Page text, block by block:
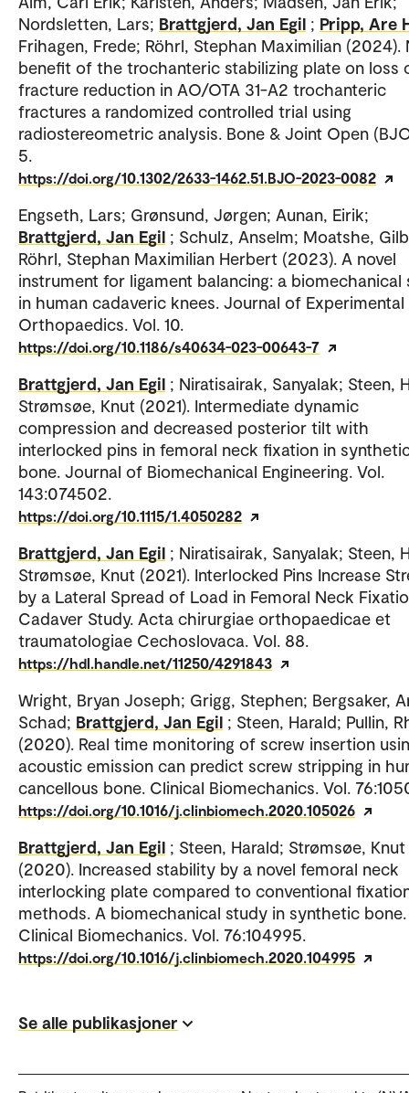
Nordsletten, Lars; Brattgjerd, Jan Egil ; Pripp, Are
Frihagen, Frede; Röhrl, Stephan Maximilian (2024).
benefit of the trochanteric stabilizing plate on loss
fracture reduction in AO/OTA 31-A2 trochanteric
fractures a randomized controlled trial using
radiostereometric analysis. Bone & Joint Open
5.
https://doi.org/10.1302/2633-1462.51.BJO-2023-0082
Engseth, Lars; Grønsund, Jørgen; Aunan, Eirik;
Brattgjerd, Jan Egil ; Schulz, Anselm; Moatshe,
Röhrl, Stephan Maximilian Herbert (2023). A novel
instrument for ligament balancing: a biomechanical
in human cadaveric knees. Journal of Experimental
Orthopaedics. Vol. 10.
https://doi.org/10.1186/s40634-023-00643-7
Brattgjerd, Jan Egil ; Niratisairak, Sanyalak; Steen,
Strømsøe, Knut (2021). Intermediate dynamic
compression and decreased posterior tilt with
interlocked pins in femoral neck fixation in
bone. Journal of Biomechanical Engineering. Vol.
143:074502.
https://doi.org/10.1115/1.4050282
Brattgjerd, Jan Egil ; Niratisairak, Sanyalak; Steen,
Strømsøe, Knut (2021). Interlocked Pins Increase
by a Lateral Spread of Load in Femoral Neck
Cadaver Study. Acta chirurgiae orthopaedicae et
traumatologiae Cechoslovaca. Vol. 88.
https://hdl.handle.net/11250/4291843
Wright, Bryan Joseph; Grigg, Stephen; Bergsaker,
Schad; Brattgjerd, Jan Egil ; Steen, Harald; Pullin,
(2020). Real time monitoring of screw insertion
acoustic emission can predict screw stripping in
cancellous bone. Clinical Biomechanics. Vol.
https://doi.org/10.1016/j.clinbiomech.2020.105026
Brattgjerd, Jan Egil ; Steen, Harald; Strømsøe, Knut
(2020). Increased stability by a novel femoral neck
interlocking plate compared to conventional
methods. A biomechanical study in synthetic bone.
Clinical Biomechanics. Vol. 76:104995.
https://doi.org/10.1016/j.clinbiomech.2020.104995
Se alle publikasjoner